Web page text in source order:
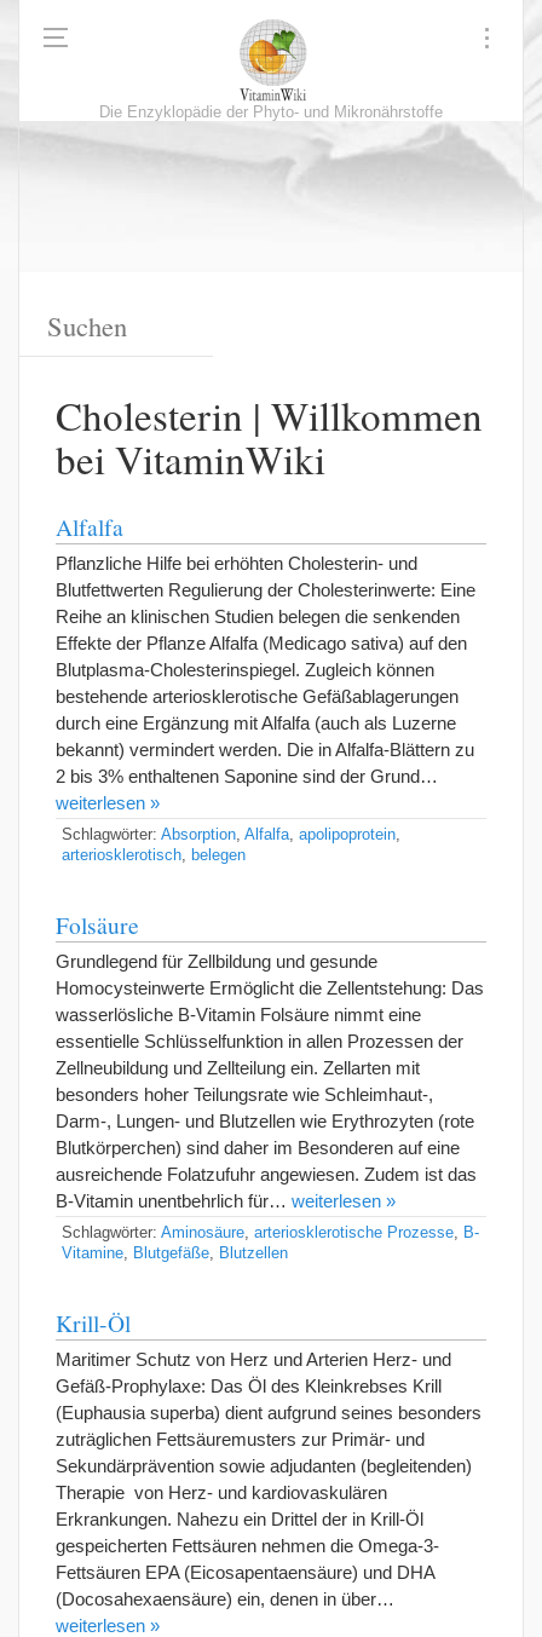
Die Enzyklopädie der Phyto- und Mikronährstoffe
Cholesterin | Willkommen
bei VitaminWiki
Alfalfa
Pflanzliche Hilfe bei erhöhten Cholesterin- und
Blutfettwerten Regulierung der Cholesterinwerte: Eine
Reihe an klinischen Studien belegen die senkenden
Effekte der Pflanze Alfalfa (Medicago sativa) auf den
Blutplasma-Cholesterinspiegel. Zugleich können
bestehende arteriosklerotische Gefäßablagerungen
durch eine Ergänzung mit Alfalfa (auch als Luzerne
bekannt) vermindert werden. Die in Alfalfa-Blättern zu
2 bis 3% enthaltenen Saponine sind der Grund…
weiterlesen »
Schlagwörter: Absorption Alfalfa apolipoprotein
arteriosklerotisch
belegen
Folsäure
Grundlegend für Zellbildung und gesunde
Homocysteinwerte Ermöglicht die Zellentstehung: Das
wasserlösliche B-Vitamin Folsäure nimmt eine
essentielle Schlüsselfunktion in allen Prozessen der
Zellneubildung und Zellteilung ein. Zellarten mit
besonders hoher Teilungsrate wie Schleimhaut-,
Darm-, Lungen- und Blutzellen wie Erythrozyten (rote
Blutkörperchen) sind daher im Besonderen auf eine
ausreichende Folatzufuhr angewiesen. Zudem ist das
B-Vitamin unentbehrlich für… weiterlesen »
Schlagwörter: Aminosäure arteriosklerotische Prozesse
B-
Vitamine
Blutgefäße Blutzellen
Krill-Öl
Maritimer Schutz von Herz und Arterien Herz- und
Gefäß-Prophylaxe: Das Öl des Kleinkrebses Krill
(Euphausia superba) dient aufgrund seines besonders
zuträglichen Fettsäuremusters zur Primär- und
Sekundärprävention sowie adjudanten (begleitenden)
Therapie von Herz- und kardiovaskulären
Erkrankungen. Nahezu ein Drittel der in Krill-Öl
gespeicherten Fettsäuren nehmen die Omega-3-
Fettsäuren EPA (Eicosapentaensäure) und DHA
(Docosahexaensäure) ein, denen in über…
weiterlesen »